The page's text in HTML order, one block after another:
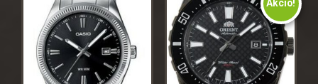
Akció!